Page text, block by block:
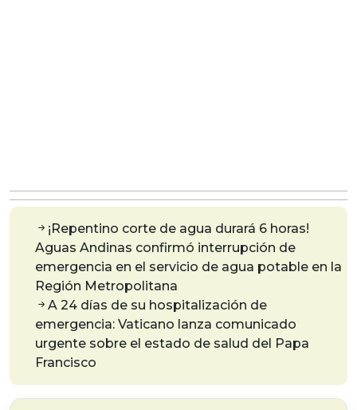
¡Repentino corte de agua durará 6 horas!
Aguas Andinas confirmó interrupción de
emergencia en el servicio de agua potable en la
Región Metropolitana
A 24 días de su hospitalización de
emergencia: Vaticano lanza comunicado
urgente sobre el estado de salud del Papa
Francisco